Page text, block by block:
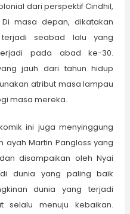
dari perspektif Cindhil,
masa depan, dikatakan
seabad lalu yang
pada abad ke-30.
jauh dari tahun hidup
atribut masa lampau
masa mereka.
ini juga menyinggung
ayah Martin Pangloss yang
disampaikan oleh Nyai
dunia yang paling baik
dunia yang terjadi
selalu menuju kebaikan.